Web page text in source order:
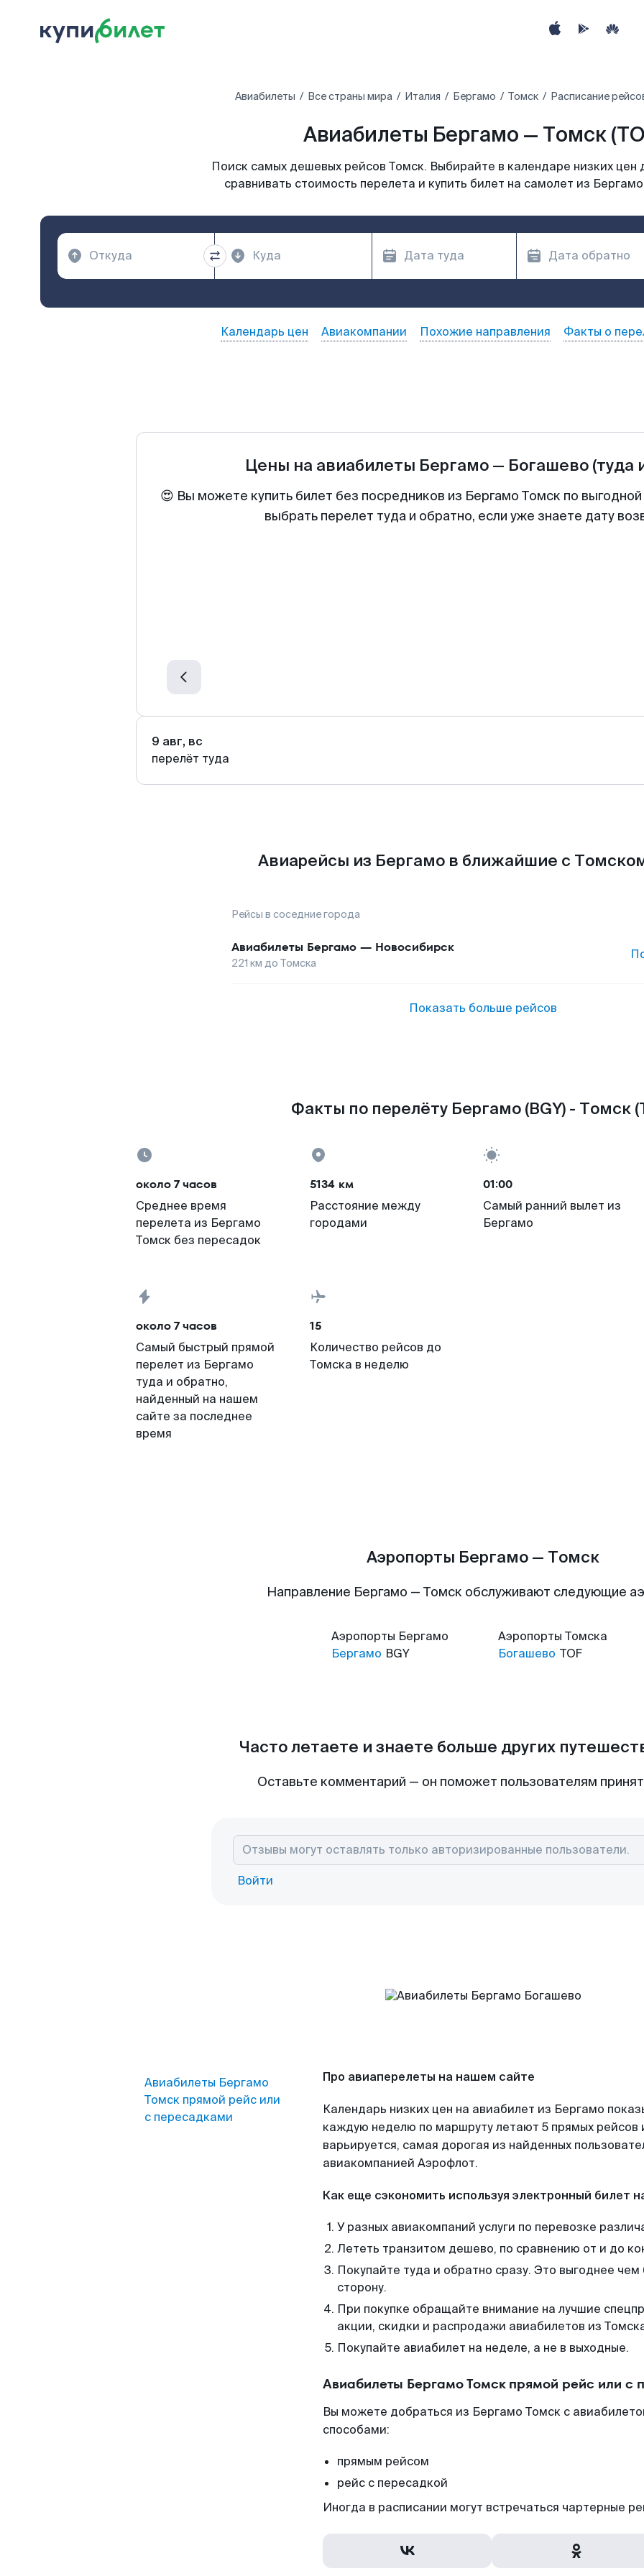
Авиабилеты Все страны мира Италия Бергамо Томск Расписание
Авиабилеты Бергамо — Томск
Поиск самых дешевых рейсов Томск. Выбирайте в календаре низких цен
сравнивать стоимость перелета и купить билет на самолет из
Календарь цен Авиакомпании Похожие направления Факты о
Цены на авиабилеты Бергамо — Богашево (туда
😍 Вы можете купить билет без посредников из Бергамо Томск по
выбрать перелет туда и обратно, если уже знаете дату
9 авг, вс
перелёт туда
Авиарейсы из Бергамо в ближайшие с
Рейсы в соседние города
Авиабилеты Бергамо — Новосибирск
221 км до Томска
Показать больше рейсов
Факты по перелёту Бергамо (BGY) - Томск
около 7 часов
Среднее время
перелета из Бергамо
Томск без пересадок
5134 км
Расстояние между
городами
01:00
Самый ранний вылет из
Бергамо
около 7 часов
Самый быстрый прямой
перелет из Бергамо
туда и обратно,
найденный на нашем
сайте за последнее
время
15
Количество рейсов до
Томска в неделю
Аэропорты Бергамо — Томск
Направление Бергамо — Томск обслуживают следующие
Аэропорты Бергамо
Бергамо BGY
Аэропорты Томска
Богашево TOF
Часто летаете и знаете больше других
Оставьте комментарий — он поможет пользователям
Войти
Авиабилеты Бергамо
Томск прямой рейс или
с пересадками
Про авиаперелеты на нашем сайте
Календарь низких цен на авиабилет из Бергамо
каждую неделю по маршруту летают 5 прямых рейсов
варьируется, самая дорогая из найденных
авиакомпанией Аэрофлот.
Как еще сэкономить используя электронный билет
У разных авиакомпаний услуги по перевозке
Лететь транзитом дешево, по сравнению от и до
Покупайте туда и обратно сразу. Это выгоднее
сторону.
При покупке обращайте внимание на лучшие
акции, скидки и распродажи авиабилетов из
Покупайте авиабилет на неделе, а не в выходные.
Авиабилеты Бергамо Томск прямой рейс или с
Вы можете добраться из Бергамо Томск с
способами:
прямым рейсом
рейс с пересадкой
Иногда в расписании могут встречаться чартерные